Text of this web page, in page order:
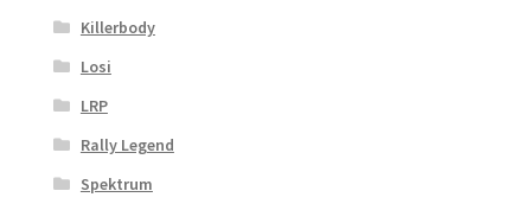
Killerbody
Losi
LRP
Rally Legend
Spektrum